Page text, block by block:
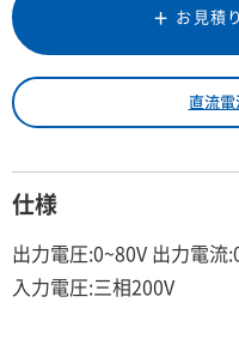
お見積
直流電
仕様
出力電圧:0~80V 出力電流
入力電圧:三相200V